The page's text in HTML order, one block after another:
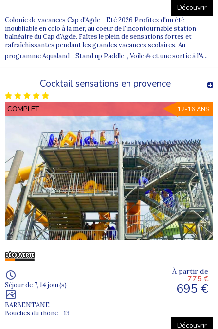
Découvrir
Colonie de vacances Cap d'Agde - Eté 2026 Profitez d'un été
inoubliable en colo à la mer, au coeur de l'incontournable station
balnéaire du Cap d'Agde. Faîtes le plein de sensations fortes et
rafraîchissantes pendant les grandes vacances scolaires. Au
programme Aqualand , Stand up Paddle , Voile ⛵ et une sortie à l'A...
Cocktail sensations en provence
COMPLET 12-16 ANS
Séjour de 7, 14 jour(s)
BARBENTANE
Bouches du rhone - 13
À partir de
775 €
695 €
Découvrir